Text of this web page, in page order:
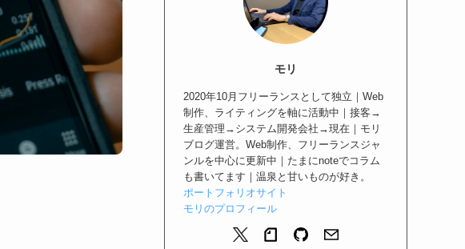
モリ
2020年10月フリーランスとして独立｜Web
制作、ライティングを軸に活動中｜接客→
生産管理→システム開発会社→現在｜モリ
ブログ運営。Web制作、フリーランスジャ
ンルを中心に更新中｜たまにnoteでコラム
も書いてます｜温泉と甘いものが好き。
ポートフォリオサイト
モリのプロフィール